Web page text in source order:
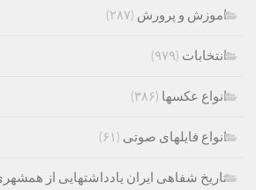
اموزش و پرورش (۲۸۷)
انتخابات (۹۷۹)
انواع عکسها (۳۸۶)
انواع فایلهای صوتی (۶۱)
تاریخ شفاهی ایران یادداشتهایی از